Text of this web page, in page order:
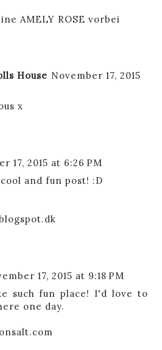
AMELY ROSE vorbei
House November 17, 2015
x
17, 2015 at 6:26 PM
and fun post! :D
17, 2015 at 9:18 PM
such fun place! I'd love to
one day.